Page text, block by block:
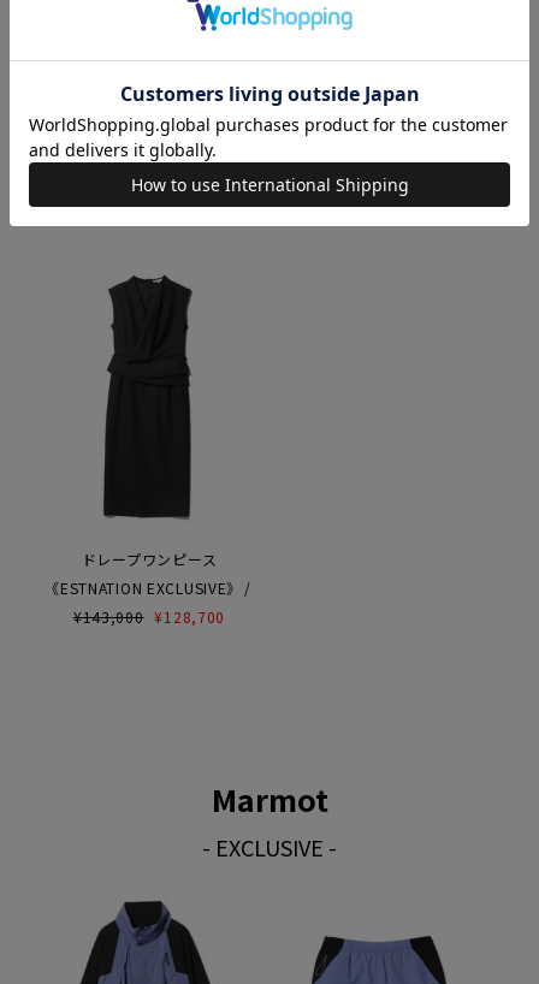
アシンメトリージャケット
《ESTNATION EXCLUSIVE》
159,500 143,550
タイトスカート《ESTNATION
60,500 ¥
ドレープワンピース
《ESTNATION EXCLUSIVE》
¥143,000 ¥128,700
Marmot
- EXCLUSIVE -